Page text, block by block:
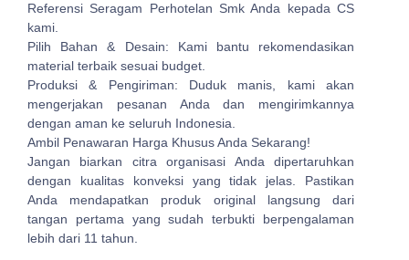
Referensi Seragam Perhotelan Smk Anda kepada CS
kami.
Pilih Bahan & Desain: Kami bantu rekomendasikan
material terbaik sesuai budget.
Produksi & Pengiriman: Duduk manis, kami akan
mengerjakan pesanan Anda dan mengirimkannya
dengan aman ke seluruh Indonesia.
Ambil Penawaran Harga Khusus Anda Sekarang!
Jangan biarkan citra organisasi Anda dipertaruhkan
dengan kualitas konveksi yang tidak jelas. Pastikan
Anda mendapatkan produk original langsung dari
tangan pertama yang sudah terbukti berpengalaman
lebih dari 11 tahun.